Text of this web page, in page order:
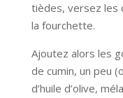
tièdes, versez les
la fourchette.
Ajoutez alors les
de cumin, un peu
d’huile d’olive,